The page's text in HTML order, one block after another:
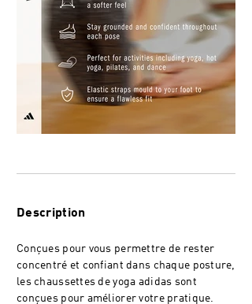
Description
Conçues pour vous permettre de rester
concentré et confiant dans chaque posture,
les chaussettes de yoga adidas sont
conçues pour améliorer votre pratique.